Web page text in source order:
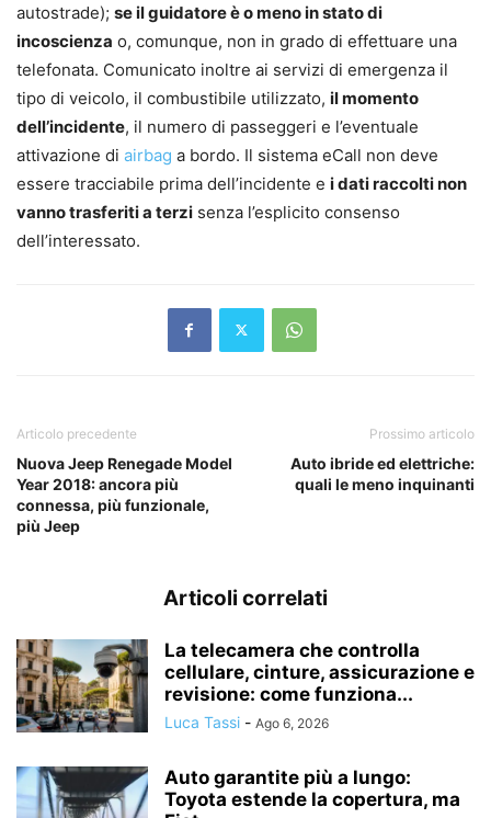
autostrade); se il guidatore è o meno in stato di
incoscienza o, comunque, non in grado di effettuare una
telefonata. Comunicato inoltre ai servizi di emergenza il
tipo di veicolo, il combustibile utilizzato, il momento
dell’incidente, il numero di passeggeri e l’eventuale
attivazione di airbag a bordo. Il sistema eCall non deve
essere tracciabile prima dell’incidente e i dati raccolti non
vanno trasferiti a terzi senza l’esplicito consenso
dell’interessato.
Articolo precedente
Nuova Jeep Renegade Model
Year 2018: ancora più
connessa, più funzionale,
più Jeep
Prossimo articolo
Auto ibride ed elettriche:
quali le meno inquinanti
Articoli correlati
La telecamera che controlla
cellulare, cinture, assicurazione e
revisione: come funziona...
Luca Tassi - Ago 6, 2026
Auto garantite più a lungo:
Toyota estende la copertura, ma